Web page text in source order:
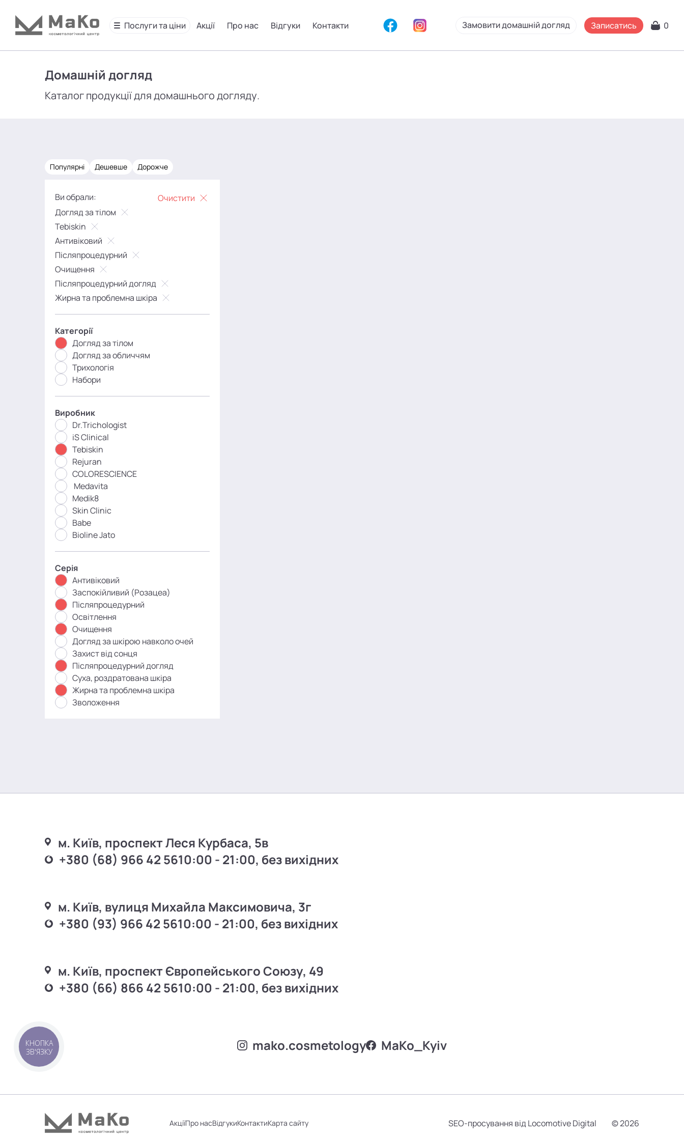
Послуги та ціни Акції Про нас Відгуки Контакти Замовити домашній догляд Записатись 0
Домашній догляд
Каталог продукції для домашнього догляду.
Популярні Дешевше Дорожче
Ви обрали:
Очистити
Догляд за тілом
Tebiskin
Антивіковий
Післяпроцедурний
Очищення
Післяпроцедурний догляд
Жирна та проблемна шкіра
Категорії
Догляд за тілом
Догляд за обличчям
Трихологія
Набори
Виробник
Dr.Trichologist
iS Clinical
Tebiskin
Rejuran
COLORESCIENCE
Medavita
Medik8
Skin Clinic
Babe
Bioline Jato
Серія
Антивіковий
Заспокійливий (Розацеа)
Післяпроцедурний
Освітлення
Очищення
Догляд за шкірою навколо очей
Захист від сонця
Післяпроцедурний догляд
Суха, роздратована шкіра
Жирна та проблемна шкіра
Зволоження
м. Київ, проспект Леся Курбаса, 5в
+380 (68) 966 42 5610:00 - 21:00, без вихідних
м. Київ, вулиця Михайла Максимовича, 3г
+380 (93) 966 42 5610:00 - 21:00, без вихідних
м. Київ, проспект Європейського Союзу, 49
+380 (66) 866 42 5610:00 - 21:00, без вихідних
mako.cosmetology MаKo_Kyiv
АкціїПро насВідгукиКонтактиКарта сайту SEO-просування від Locomotive Digital © 2026
КНОПКА
ЗВ'ЯЗКУ